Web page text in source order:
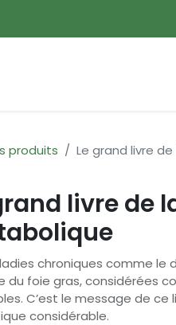
produits Le grand livre
livre de
chroniques comme le
du foie gras, considérées
C’est le message de
considérable.